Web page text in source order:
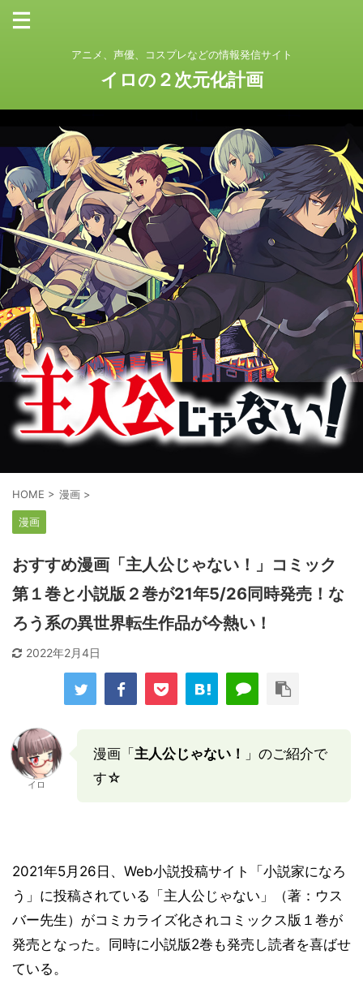
アニメ、声優、コスプレなどの情報発信サイト
イロの２次元化計画
HOME > 漫画 >
漫画
おすすめ漫画「主人公じゃない！」コミック
第１巻と小説版２巻が21年5/26同時発売！な
ろう系の異世界転生作品が今熱い！
2022年2月4日
イロ
漫画「 主人公じゃない！
」のご紹介で
す☆
2021年5月26日、Web小説投稿サイト「小説家になろ
う」に投稿されている「主人公じゃない」（著：ウス
バー先生）がコミカライズ化されコミックス版１巻が
発売となった。同時に小説版2巻も発売し読者を喜ばせ
ている。